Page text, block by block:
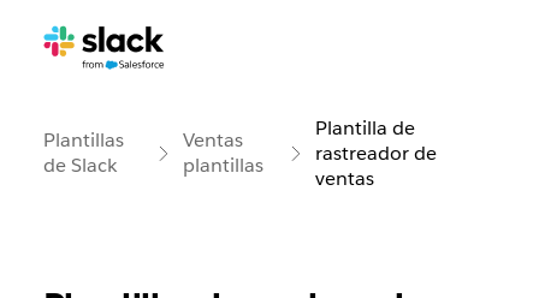
Plantillas
de Slack
Ventas
plantillas
Plantilla de
rastreador de
ventas